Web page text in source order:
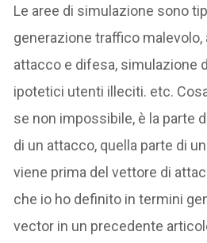
Le aree di simulazione sono
generazione traffico
attacco e difesa, simulazione
ipotetici utenti illeciti. etc.
se non impossibile, è la parte
di un attacco, quella parte di
viene prima del vettore di
che io ho definito in termini
vector in un precedente